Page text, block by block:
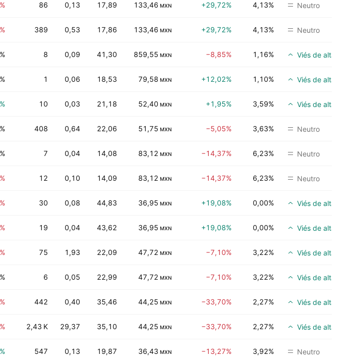
86 0,13 17,89 133,46 MXN +29,72% 4,13% Neutro
389 0,53 17,86 133,46 MXN +29,72% 4,13% Neutro
8 0,09 41,30 859,55 MXN −8,85% 1,16% Viés de alta
1 0,06 18,53 79,58 MXN +12,02% 1,10% Viés de alta
10 0,03 21,18 52,40 MXN +1,95% 3,59% Viés de alta
408 0,64 22,06 51,75 MXN −5,05% 3,63% Neutro
7 0,04 14,08 83,12 MXN −14,37% 6,23% Neutro
12 0,10 14,09 83,12 MXN −14,37% 6,23% Neutro
30 0,08 44,83 36,95 MXN +19,08% 0,00% Viés de alta
19 0,04 43,62 36,95 MXN +19,08% 0,00% Viés de alta
75 1,93 22,09 47,72 MXN −7,10% 3,22% Viés de alta
6 0,05 22,99 47,72 MXN −7,10% 3,22% Viés de alta
442 0,40 35,46 44,25 MXN −33,70% 2,27% Viés de alta
2,43 K 29,37 35,10 44,25 MXN −33,70% 2,27% Viés de alta
547 0,13 19,87 36,43 MXN −13,27% 3,92% Neutro